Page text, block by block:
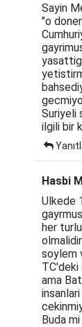
Sayin
"o
Suriyeli
ilgili bir
Hasbi
Ulkede
her
soylem
TC'deki
ama
Buda